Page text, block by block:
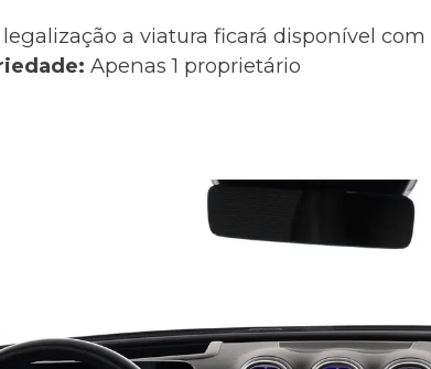
a viatura ficará disponível
Apenas 1 proprietário